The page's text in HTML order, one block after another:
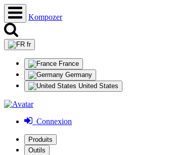
Kompozer
fr
France
Germany
United States
Connexion
Produits
Outils